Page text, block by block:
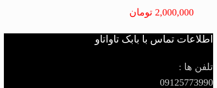
2,000,000 تومان
اطلاعات تماس با بابک تاواتاو
تلفن ها :
09125773990